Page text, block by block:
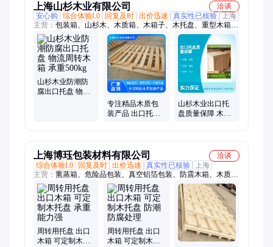
上海山杉木业有限公司
洽谈
安心购
综合体验L0 回复及时 出价迅速 真实性已核验
上海
主营： 包装箱、山杉木、木质箱、木箱子、木托盘、重型木箱、
欧标托盘、物流木箱、加固木箱、塑料托盘、实木木箱、出口木
箱、复合托盘、木质托盘、运输木箱、仓储货架、实木卡板、定
制箱子、物流包装、环保胶水、加密板材、机械包装、加厚板
材、实木垫板、工业包装
山杉木业防潮防
腐出口托盘 物流
专注精品木质包
装产品 出口托盘
山杉木业出口托
盘质量保障 木箱
上海博珏包装材料有限公司
洽谈
综合体验L0
回复及时 出价迅速 真实性已核验
上海
主营： 熏蒸箱、危险品包装、真空铝箔包装、防震木箱、木质托
盘、国标托盘、出口木箱、木材托盘、实木托盘、木箱包装、特
定木箱、出口包装箱、胶合板木箱、川字型木托盘、真空铝箔木
箱、实木物流托盘、免熏蒸出口箱、木材物流托盘、川字型设计
托盘、危险品专用木箱、物流运输包装
周转用托盘 出口
木箱 可定制木托
周转用托盘 出口
木箱 可定制木托